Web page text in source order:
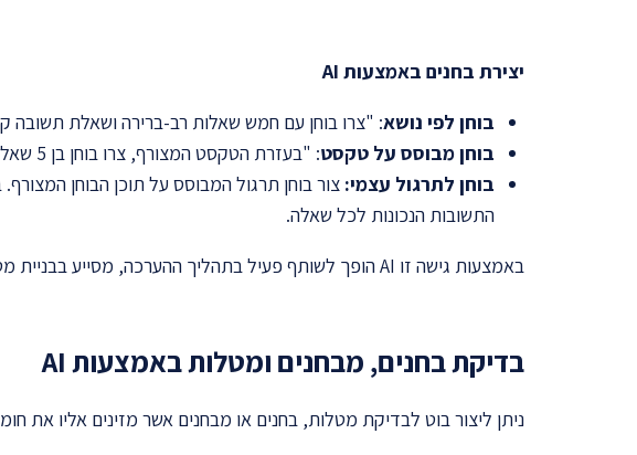
יצירת בחנים באמצעות AI
בוחן לפי נושא: "צרו בוחן עם חמש שאלות רב-ברירה ושאלת תשובה
בוחן מבוסס על טקסט: "בעזרת הטקסט המצורף, צרו בוחן בן 5 שאלות רב-ברירה ומפתח תשובות, להערכת ההבנה בקורס בסטטיסטיקה."
בוחן לתרגול עצמי: צור בוחן תרגול המבוסס על תוכן הבוחן
התשובות הנכונות לכל שאלה.
באמצעות גישה זו AI הופך לשותף פעיל בתהליך ההערכה, מסייע בבניית מטלות, במחוונים ובמתן משוב, תוך שמירה על ביקורתיות, יצירתיות ואותנטיות בלמידה.
בדיקת בחנים, מבחנים ומטלות באמצעות AI
ניתן ליצור בוט לבדיקת מטלות, בחנים או מבחנים אשר מזינים אליו את